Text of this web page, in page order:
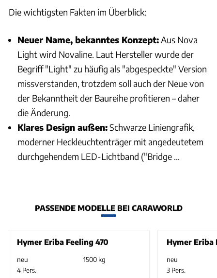
Die wichtigsten Fakten im Überblick:
Neuer Name, bekanntes Konzept:Aus Nova
Light wird Novaline. Laut Hersteller wurde der
Begriff "Light" zu häufig als "abgespeckte" Version
missverstanden, trotzdem soll auch der Neue von
der Bekanntheit der Baureihe profitieren – daher
die Änderung.
Klares Design außen:Schwarze Liniengrafik,
moderner Heckleuchtenträger mit angedeutetem
durchgehendem LED-Lichtband ("Bridge ...
PASSENDE MODELLE BEI CARAWORLD
Hymer Eriba Feeling 470
neu
1500 kg
4 Pers.
Hymer Eriba
neu
3 Pers.